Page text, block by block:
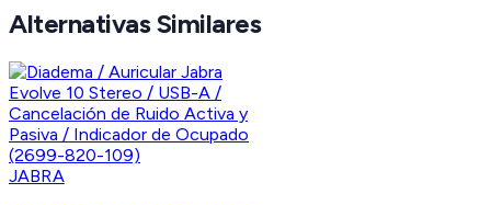
Alternativas Similares
JABRA